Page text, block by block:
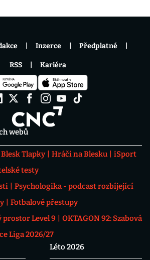
webů
Blesk Tlapky Hráči na Blesku
iSport
testy
Psychologika - podcast rozbíjející
Fotbalové přestupy
prostor Level 9
OKTAGON 92: Szabová
Liga 2026/27
Léto 2026
Inzerce Předplatné
RSS Kariéra